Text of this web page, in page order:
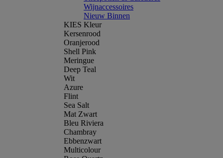
Wijnaccessoires
Nieuw Binnen
KIES Kleur
Kersenrood
Oranjerood
Shell Pink
Meringue
Deep Teal
Wit
Azure
Flint
Sea Salt
Mat Zwart
Bleu Riviera
Chambray
Ebbenzwart
Multicolour